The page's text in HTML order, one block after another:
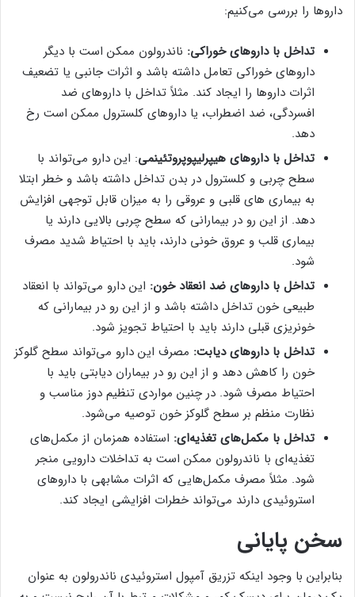
داروها را بررسی می‌کنیم:
تداخل با داروهای خوراکی: ناندرولون ممکن است با دیگر
داروهای خوراکی تعامل داشته باشد و اثرات جانبی یا تضعیف
اثرات داروها را ایجاد کند. مثلاً تداخل با داروهای ضد
افسردگی، ضد اضطراب، یا داروهای کلسترول ممکن است رخ
دهد.
تداخل با داروهای هیپرلیپوپروتئینمی: این دارو می‌تواند با
سطح چربی و کلسترول در بدن تداخل داشته باشد و خطر ابتلا
به بیماری های قلبی و عروقی را به میزان قابل توجهی افزایش
دهد. از این رو در بیمارانی که سطح چربی بالایی دارند یا
بیماری قلب و عروق خونی دارند، باید با احتیاط شدید مصرف
شود.
تداخل با داروهای ضد انعقاد خون: این دارو می‌تواند با انعقاد
طبیعی خون تداخل داشته باشد و از این رو در بیمارانی که
خونریزی قبلی دارند باید با احتیاط تجویز شود.
تداخل با داروهای دیابت: مصرف این دارو می‌تواند سطح گلوکز
خون را کاهش دهد و از این رو در بیماران دیابتی باید با
احتیاط مصرف شود. در چنین مواردی تنظیم دوز مناسب و
نظارت منظم بر سطح گلوکز خون توصیه می‌شود.
تداخل با مکمل‌های تغذیه‌ای: استفاده همزمان از مکمل‌های
تغذیه‌ای با ناندرولون ممکن است به تداخلات دارویی منجر
شود. مثلاً مصرف مکمل‌هایی که اثرات مشابهی با داروهای
استروئیدی دارند می‌تواند خطرات افزایشی ایجاد کند.
سخن پایانی
بنابراین با وجود اینکه تزریق آمپول استروئیدی ناندرولون به عنوان